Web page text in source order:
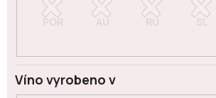
Víno vyrobeno v